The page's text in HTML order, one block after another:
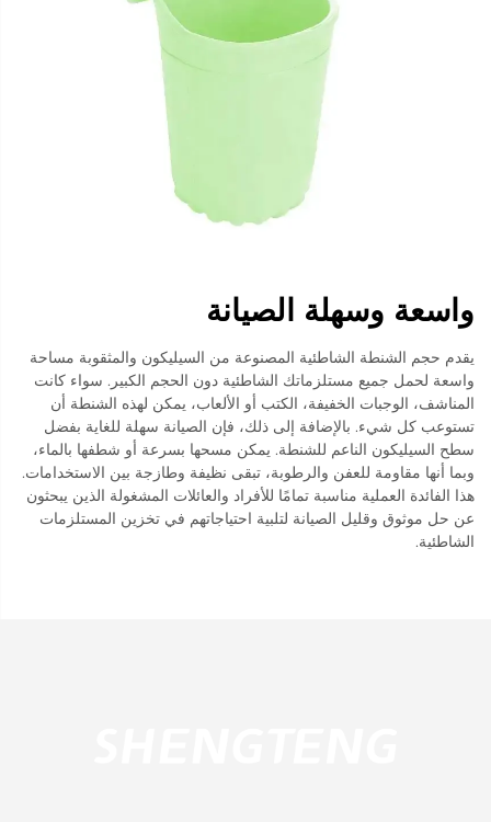
واسعة وسهلة الصيانة
يقدم حجم الشنطة الشاطئية المصنوعة من السيليكون والمثقوبة مساحة
واسعة لحمل جميع مستلزماتك الشاطئية دون الحجم الكبير. سواء كانت
المناشف، الوجبات الخفيفة، الكتب أو الألعاب، يمكن لهذه الشنطة أن
تستوعب كل شيء. بالإضافة إلى ذلك، فإن الصيانة سهلة للغاية بفضل
سطح السيليكون الناعم للشنطة. يمكن مسحها بسرعة أو شطفها بالماء،
وبما أنها مقاومة للعفن والرطوبة، تبقى نظيفة وطازجة بين الاستخدامات.
هذا الفائدة العملية مناسبة تمامًا للأفراد والعائلات المشغولة الذين يبحثون
عن حل موثوق وقليل الصيانة لتلبية احتياجاتهم في تخزين المستلزمات
الشاطئية.